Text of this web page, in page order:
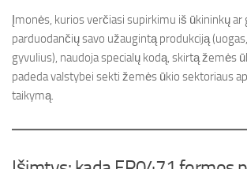
Įmonės, kurios verčiasi supirkimu iš ūkininkų ar
parduodančių savo užaugintą produkciją
gyvulius), naudoja specialų kodą, skirtą žemės
padeda valstybei sekti žemės ūkio sektoriaus
taikymą.